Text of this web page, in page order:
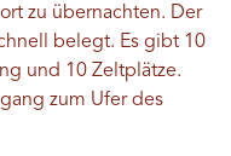
zu übernachten. Der
belegt. Es gibt 10
und 10 Zeltplätze.
zum Ufer des